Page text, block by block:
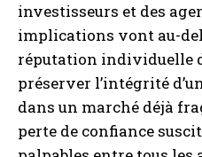
investisseurs et des
implications vont au-
réputation individuelle
préserver l’intégrité
dans un marché déjà
perte de confiance